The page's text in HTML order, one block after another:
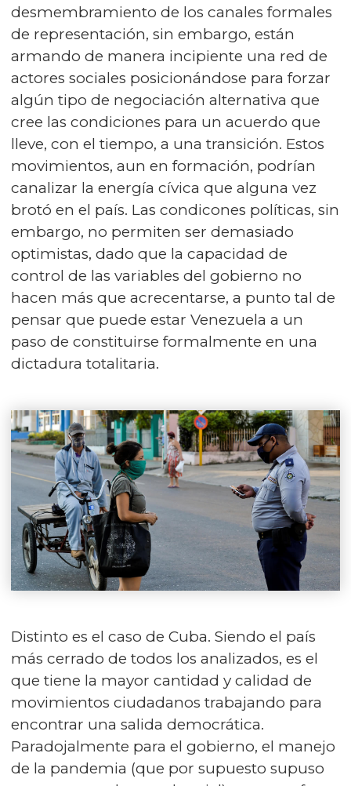
desmembramiento de los canales formales
de representación, sin embargo, están
armando de manera incipiente una red de
actores sociales posicionándose para forzar
algún tipo de negociación alternativa que
cree las condiciones para un acuerdo que
lleve, con el tiempo, a una transición. Estos
movimientos, aun en formación, podrían
canalizar la energía cívica que alguna vez
brotó en el país. Las condicones políticas, sin
embargo, no permiten ser demasiado
optimistas, dado que la capacidad de
control de las variables del gobierno no
hacen más que acrecentarse, a punto tal de
pensar que puede estar Venezuela a un
paso de constituirse formalmente en una
dictadura totalitaria.
Distinto es el caso de Cuba. Siendo el país
más cerrado de todos los analizados, es el
que tiene la mayor cantidad y calidad de
movimientos ciudadanos trabajando para
encontrar una salida democrática.
Paradojalmente para el gobierno, el manejo
de la pandemia (que por supuesto supuso